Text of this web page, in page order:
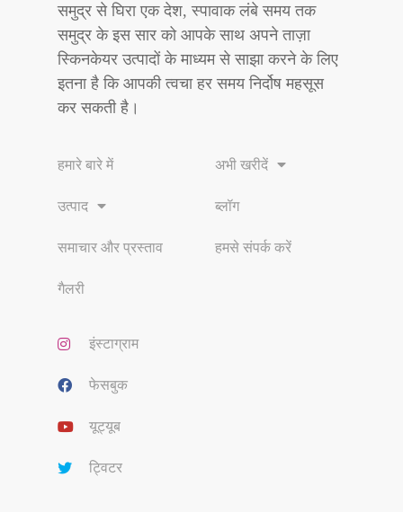
समुद्र से घिरा एक देश, स्पावाक लंबे समय तक
समुद्र के इस सार को आपके साथ अपने ताज़ा
स्किनकेयर उत्पादों के माध्यम से साझा करने के लिए
इतना है कि आपकी त्वचा हर समय निर्दोष महसूस
कर सकती है।
हमारे बारे में
उत्पाद
समाचार और प्रस्ताव
गैलरी
अभी खरीदें
ब्लॉग
हमसे संपर्क करें
इंस्टाग्राम
फेसबुक
यूट्यूब
ट्विटर